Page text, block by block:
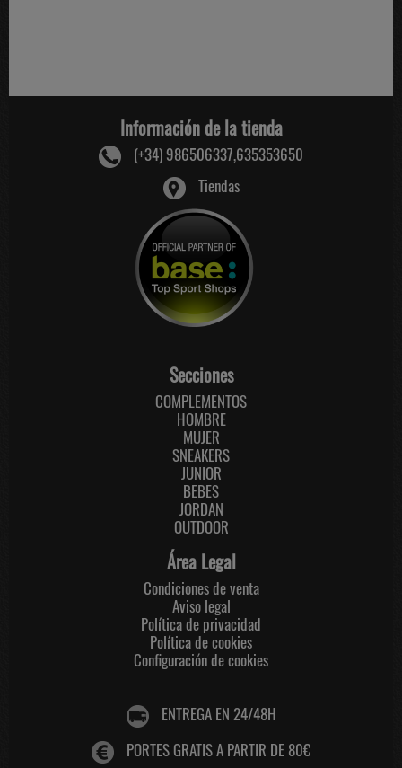
Información de la tienda
(+34) 986506337,635353650
Tiendas
Secciones
COMPLEMENTOS
HOMBRE
MUJER
SNEAKERS
JUNIOR
BEBES
JORDAN
OUTDOOR
Área Legal
Condiciones de venta
Aviso legal
Política de privacidad
Política de cookies
Configuración de cookies
ENTREGA EN 24/48H
PORTES GRATIS A PARTIR DE 80€